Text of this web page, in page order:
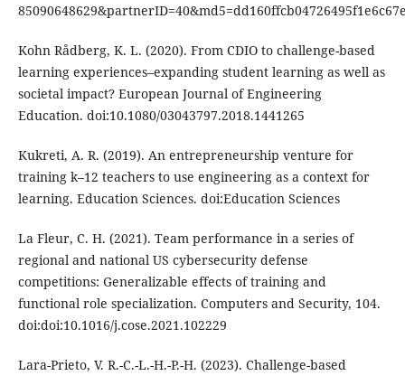
Kohn Rådberg, K. L. (2020). From CDIO to challenge-based
learning experiences–expanding student learning as well as
societal impact? European Journal of Engineering
Education. doi:10.1080/03043797.2018.1441265
Kukreti, A. R. (2019). An entrepreneurship venture for
training k–12 teachers to use engineering as a context for
learning. Education Sciences. doi:Education Sciences
La Fleur, C. H. (2021). Team performance in a series of
regional and national US cybersecurity defense
competitions: Generalizable effects of training and
functional role specialization. Computers and Security, 104.
doi:doi:10.1016/j.cose.2021.102229
Lara-Prieto, V. R.-C.-L.-H.-P.-H. (2023). Challenge-based